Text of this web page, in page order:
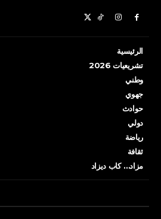
الرئيسية
تشريعيات 2026
وطني
جهوي
حوادث
دولي
رياضة
ثقافة
مزاد… كاب ديزاد